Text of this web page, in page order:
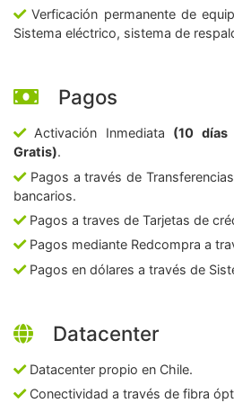
Verficación permanente de
Sistema eléctrico, sistema de
Pagos
Activación Inmediata (10 días
Gratis).
Pagos a través de
bancarios.
Pagos a traves de Tarjetas de
Pagos mediante Redcompra a
Pagos en dólares a través de
Datacenter
Datacenter propio en Chile.
Conectividad a través de fibra